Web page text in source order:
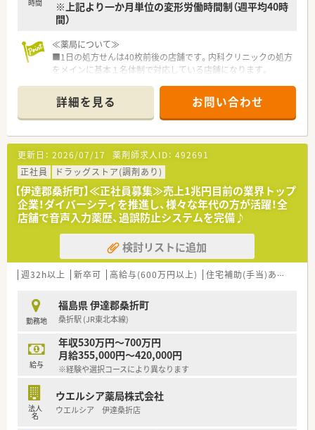
時間
※上記より一か月単位の変形労働時間制（週平均40時
間）
≪薬局について≫
■1日の処方せんは40枚前後の店舗です。内科クリニックの処方
をメインに基本１名体制で対応している店舗になります。
を受付ております。じっくり患者様と向き合って働きたい方に
オススメの店舗です。
■近隣に店舗展開しラウンダー人材や店舗間の応援体制が整っ
ており、希望休の取りやすさも◎です！
≪注目！お仕事内容≫
■調剤・監査・服薬指導の基本業務を中心に、もちろん、在宅など
も学べます。エリアで在宅専門チームも立ち上げしており、連携
して店舗負担も軽減しながら企業として対応を進めています。
■全体研修、中途社員研修、Eラーニングなど研修制度も充実し
ており、その他福利厚生も充実しています。ブランクのある方・
調剤薬局未経験の方も安心して学べる体制が整っています。
■幅広い経験を積みたい・一から調剤を学びたい・ブランクのあ
る方などにもおすすめのチェーン薬局です。
新卒の方向けには、新入社員導入研修で約2週間集中して研修が
行われます。
その後フォロー研修やスキルアップ勉強会もございます。
※中途入社の方は、OJT研修として店舗の先輩社員から教えてい
ただきながら、業務を覚えていただきます！
社外研修として、ファーマシーセミナーや日本薬剤師会主催の研
修会・学術大会にご希望がある方はご参加いただけます。
【長く働ける環境】
有給休暇の取得や育児休暇など、従業員の皆さんが長く働ける環
詳細を見る お問い合わせ
更新日： 2026/07/17 薬剤師求人ID： 492691
正社員
ドラッグストア(調剤あり)
【伊達郡桑折町】≪正社員募集≫売上1兆円目前の業界トップ
企業！ダイバーシティを推進し、様々な年代の方が活躍！全
店舗で音声入力薬歴、過誤防止システムを完備♪
検討リストに追加
週32h以上 新卒可 高給与(600万円以上) 住宅補助(手当)あり
勤務地
福島県 伊達郡桑折町
桑折駅 (JR東北本線)
給与
年収530万円～700万円
月給355,000円～420,000円
※経験や選択コースにより異なります
法人
名
ウエルシア薬局株式会社
ウエルシア 伊達桑折店